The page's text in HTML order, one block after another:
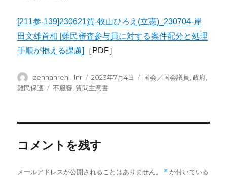
[211参-139]230621質-牧山ひろえ(立憲)_230704-岸
田文雄首相 [難民審査参与員に対する案件配分と処理
手順が抱える課題]
［PDF］
投
稿
zennanren_jlnr
投
稿
2023年7月4日
カ
国会／国会議員 ,政府
難民保護
タ
不服審 ,質問主意書
コメントを残す
メールアドレスが公開されることはありません。 * が付いている